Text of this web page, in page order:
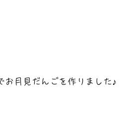
お月見だんごを作りました♪